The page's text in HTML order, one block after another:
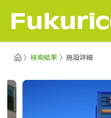
検索結果 施設詳細